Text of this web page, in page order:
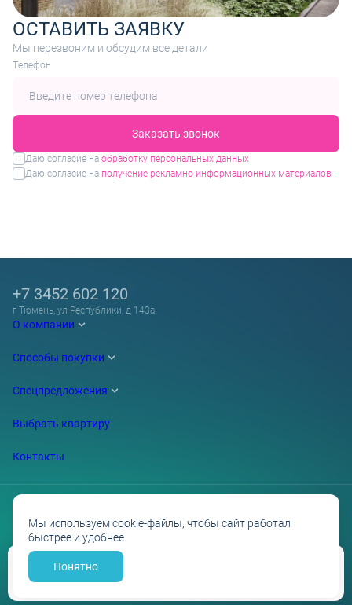
ОСТАВИТЬ ЗАЯВКУ
Мы перезвоним и обсудим все детали
Tелефон
Заказать звонок
Даю согласие наобработку персональных данных
Даю согласие на получение рекламно-информационных материалов
О компании
Способы покупки
Спецпредложения
Выбрать квартиру
Контакты
+7 3452 602 120
г Тюмень, ул Республики, д 143а
Проектные декларации на сайте наш.дом.рф
Политика обработки персональных данных
Мы используем cookie-файлы, чтобы сайт работал
быстрее и удобнее.
Понятно